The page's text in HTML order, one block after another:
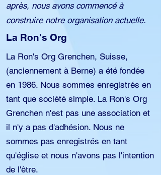
après, nous avons commencé à
construire notre organisation actuelle.
La Ron's Org
La Ron's Org Grenchen, Suisse,
(anciennement à Berne) a été fondée
en 1986. Nous sommes enregistrés en
tant que société simple. La Ron's Org
Grenchen n'est pas une association et
il n'y a pas d'adhésion. Nous ne
sommes pas enregistrés en tant
qu'église et nous n'avons pas l'intention
de l'être.